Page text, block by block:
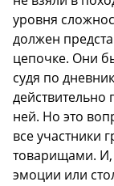
уровня
должен
цепочке. Они
судя по
действительно
ней. Но это
все участники
товарищами.
эмоции или